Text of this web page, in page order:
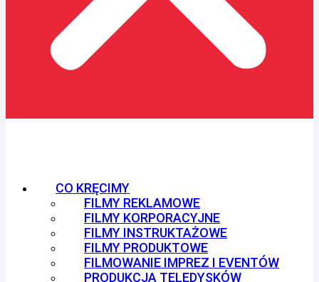
CO KRĘCIMY
FILMY REKLAMOWE
FILMY KORPORACYJNE
FILMY INSTRUKTAŻOWE
FILMY PRODUKTOWE
FILMOWANIE IMPREZ I EVENTÓW
PRODUKCJA TELEDYSKÓW